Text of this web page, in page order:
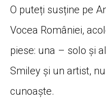
O puteți susține pe
Vocea României,
piese: una – solo și
Smiley și un artist,
cunoaște.